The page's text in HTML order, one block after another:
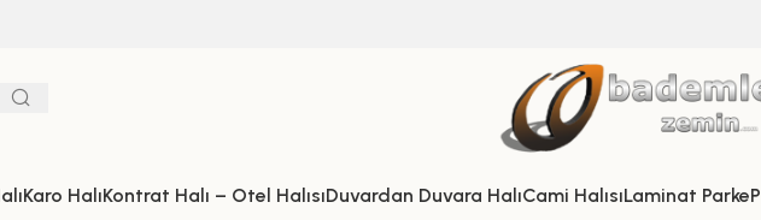
Karo HalıKontrat Halı – Otel HalısıDuvardan Duvara HalıCami HalısıLaminat Parke